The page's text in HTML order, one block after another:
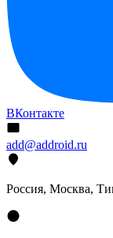
ВКонтакте
add@addroid.ru
Россия, Москва,